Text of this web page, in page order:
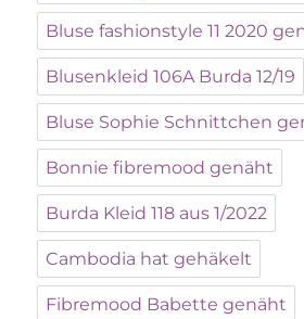
Bluse fashionstyle 11 2020
Blusenkleid 106A Burda 12/19
Bluse Sophie Schnittchen
Bonnie fibremood genäht
Burda Kleid 118 aus 1/2022
Cambodia hat gehäkelt
Fibremood Babette genäht